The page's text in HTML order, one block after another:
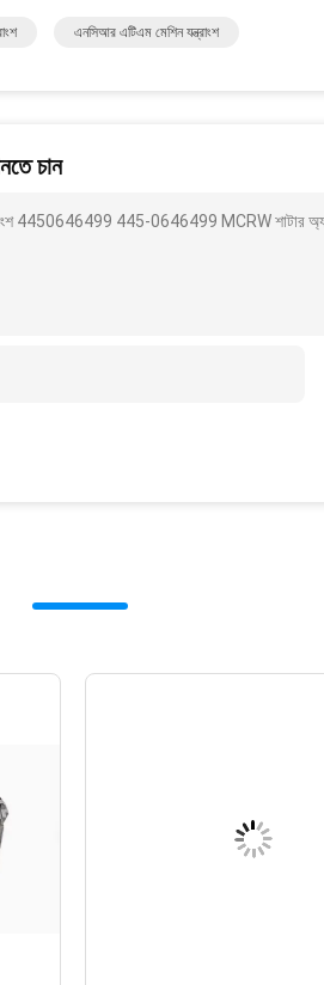
এনসিআর এটিএম মেশিন যন্ত্রাংশ
চান
445-0646499 MCRW শাটার